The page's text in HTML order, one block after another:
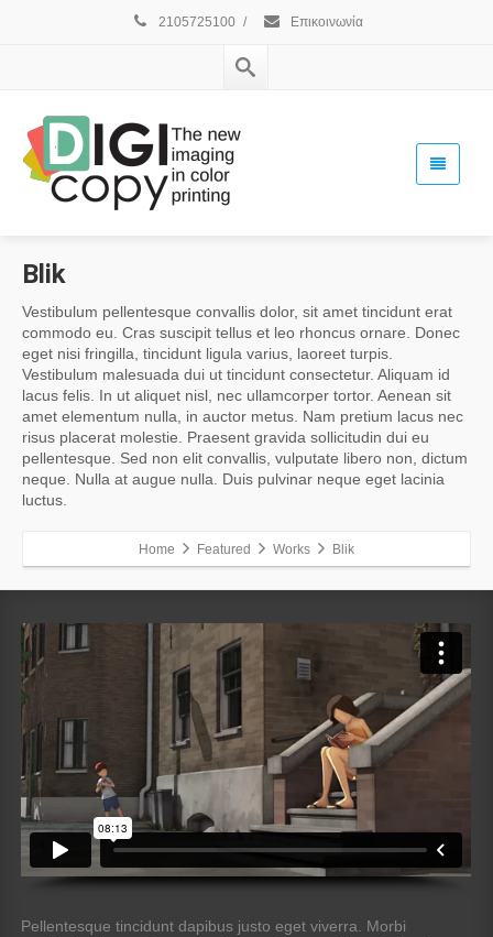
2105725100 / Επικοινωνία
Blik
Vestibulum pellentesque convallis dolor, sit amet tincidunt erat
commodo eu. Cras suscipit tellus et leo rhoncus ornare. Donec
eget nisi fringilla, tincidunt ligula varius, laoreet turpis.
Vestibulum malesuada dui ut tincidunt consectetur. Aliquam id
lacus felis. In ut aliquet nisl, nec ullamcorper tortor. Aenean sit
amet elementum nulla, in auctor metus. Nam pretium lacus nec
risus placerat molestie. Praesent gravida sollicitudin dui eu
pellentesque. Sed non elit convallis, vulputate libero non, dictum
neque. Nulla at augue nulla. Duis pulvinar neque eget lacinia
luctus.
Home Featured Works Blik
Pellentesque tincidunt dapibus justo eget viverra. Morbi